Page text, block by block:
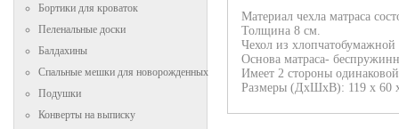
Бортики для кроваток
Пеленальные доски
Балдахины
Спальные мешки для новорожденных
Подушки
Конверты на выписку
Материал чехла матраса
Толщина 8 см.
Чехол из хлопчатобумажной
Основа матраса-
Имеет 2 стороны
Размеры (ДхШхВ): 119 х 60